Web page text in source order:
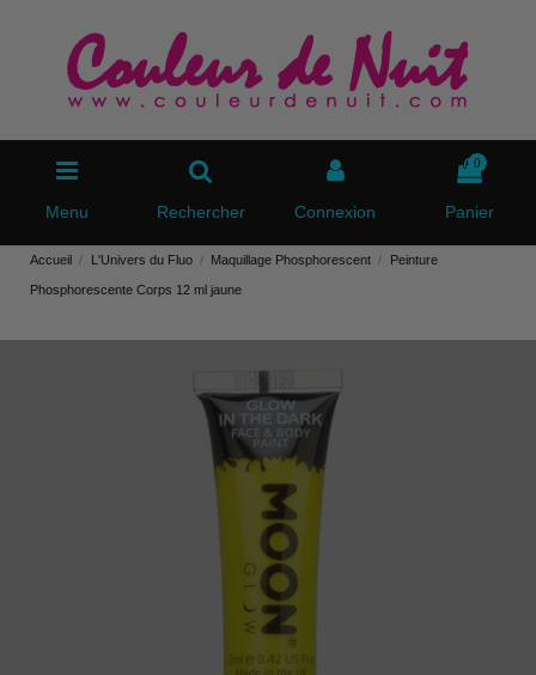
Menu Rechercher Connexion
0
Panier
Accueil L'Univers du Fluo Maquillage Phosphorescent Peinture
Phosphorescente Corps 12 ml jaune